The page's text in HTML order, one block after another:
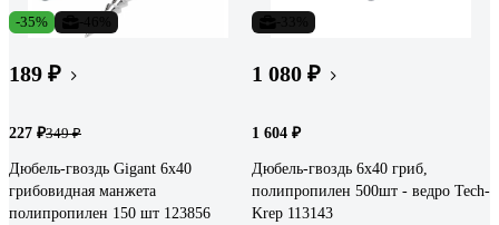
-35%
189 ₽
227 ₽349 ₽
Дюбель-гвоздь Gigant 6x40
грибовидная манжета
полипропилен 150 шт 123856
1 080 ₽
1 604 ₽
Дюбель-гвоздь 6х40 гриб,
полипропилен 500шт - ведро Tech-
Krep 113143